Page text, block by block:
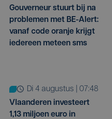
Gouverneur stuurt bij na
problemen met BE-Alert:
vanaf code oranje krijgt
iedereen meteen sms
di 4 augustus | 07:48
Vlaanderen investeert
1,13 miljoen euro in